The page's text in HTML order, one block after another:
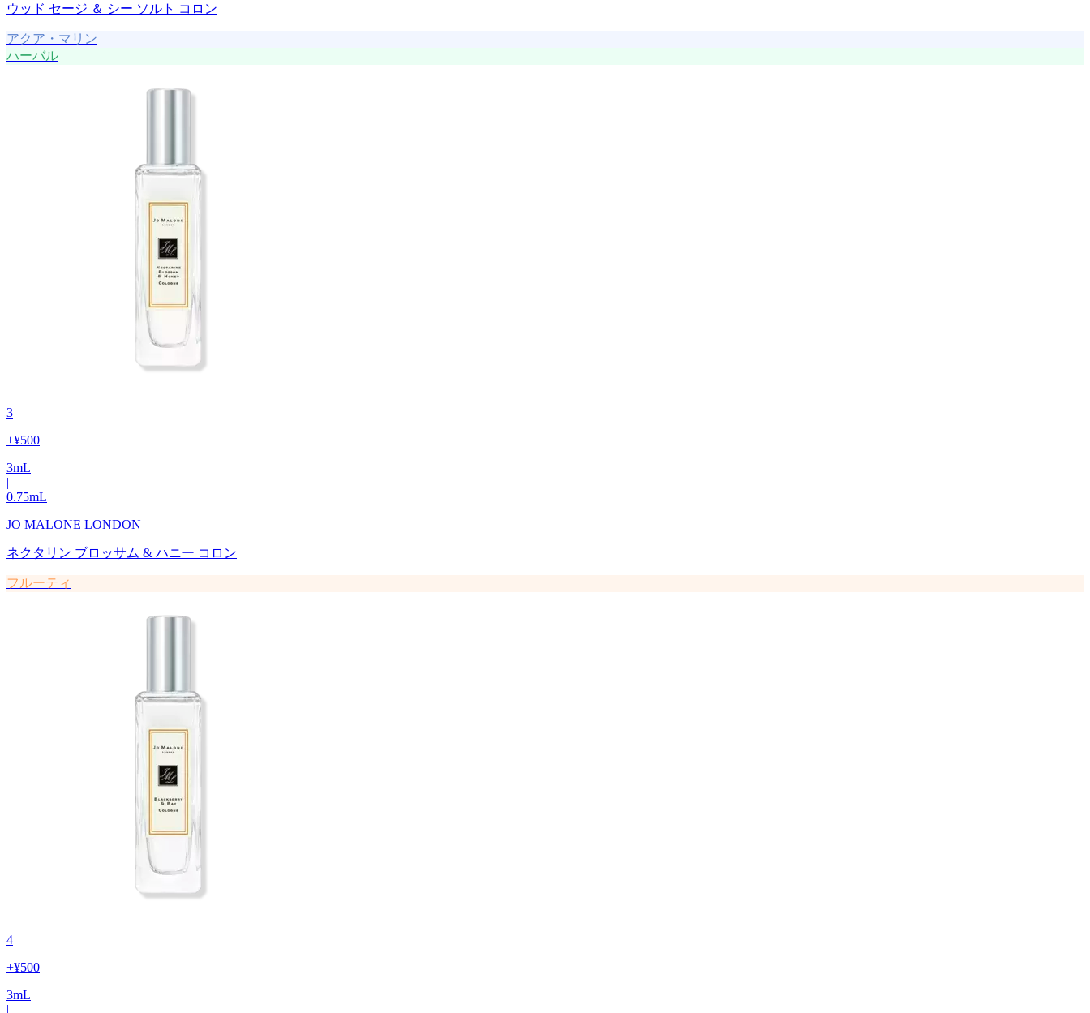
ウッド セージ ＆ シー ソルト コロン
アクア・マリン
ハーバル
3
+¥500
3mL
|
0.75mL
JO MALONE LONDON
ネクタリン ブロッサム & ハニー コロン
フルーティ
4
+¥500
3mL
|